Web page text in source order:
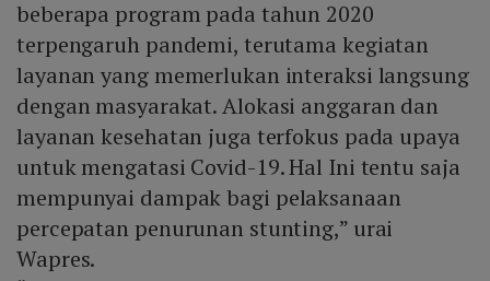
beberapa program pada tahun 2020
terpengaruh pandemi, terutama kegiatan
layanan yang memerlukan interaksi langsung
dengan masyarakat. Alokasi anggaran dan
layanan kesehatan juga terfokus pada upaya
untuk mengatasi Covid-19. Hal Ini tentu saja
mempunyai dampak bagi pelaksanaan
percepatan penurunan stunting,” urai
Wapres.